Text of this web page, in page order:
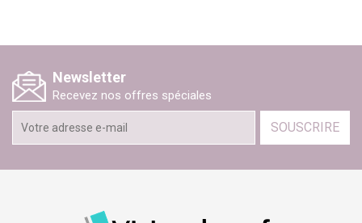
Newsletter
Recevez nos offres spéciales
SOUSCRIRE